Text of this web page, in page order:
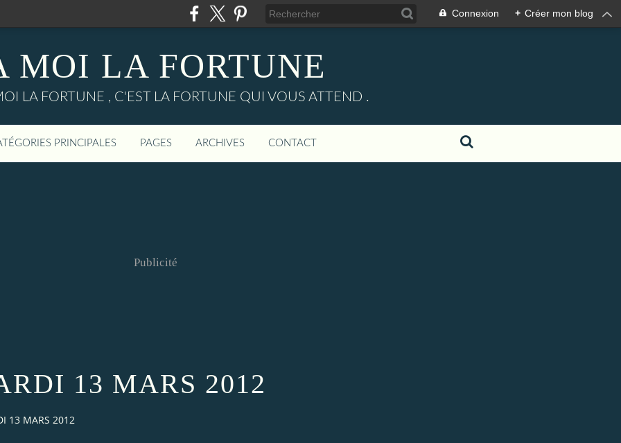
Connexion + Créer mon blog
MOI LA FORTUNE
LA FORTUNE , C'EST LA FORTUNE QUI VOUS ATTEND .
PRINCIPALES PAGES ARCHIVES CONTACT
Publicité
13 MARS 2012
13 MARS 2012